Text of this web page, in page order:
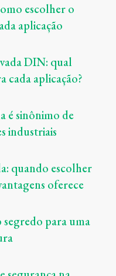
escolher o
aplicação
DIN: qual
cada aplicação?
é sinônimo de
industriais
quando escolher
oferece
segredo para uma